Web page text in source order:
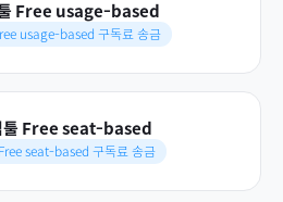
Free usage-based
usage-based 구독료 송금
툴 Free seat-based
seat-based 구독료 송금